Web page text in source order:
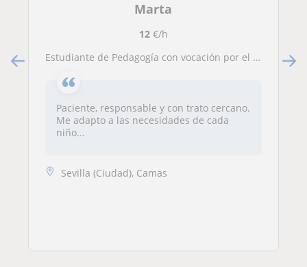
Marta
12€/h
Estudiante de Pedagogía con vocación por el trabajo con niños. Ofrezco apoyo escolar y acompañamiento educativo.
Paciente, responsable y con trato cercano.
Me adapto a las necesidades de cada
niño...
Sevilla (Ciudad), Camas